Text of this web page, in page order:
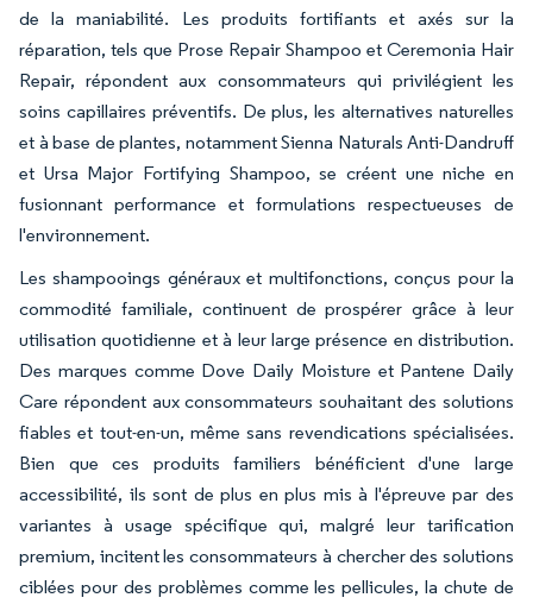
de la maniabilité. Les produits fortifiants et axés sur la
réparation, tels que Prose Repair Shampoo et Ceremonia Hair
Repair, répondent aux consommateurs qui privilégient les
soins capillaires préventifs. De plus, les alternatives naturelles
et à base de plantes, notamment Sienna Naturals Anti-Dandruff
et Ursa Major Fortifying Shampoo, se créent une niche en
fusionnant performance et formulations respectueuses de
l'environnement.
Les shampooings généraux et multifonctions, conçus pour la
commodité familiale, continuent de prospérer grâce à leur
utilisation quotidienne et à leur large présence en distribution.
Des marques comme Dove Daily Moisture et Pantene Daily
Care répondent aux consommateurs souhaitant des solutions
fiables et tout-en-un, même sans revendications spécialisées.
Bien que ces produits familiers bénéficient d'une large
accessibilité, ils sont de plus en plus mis à l'épreuve par des
variantes à usage spécifique qui, malgré leur tarification
premium, incitent les consommateurs à chercher des solutions
ciblées pour des problèmes comme les pellicules, la chute de